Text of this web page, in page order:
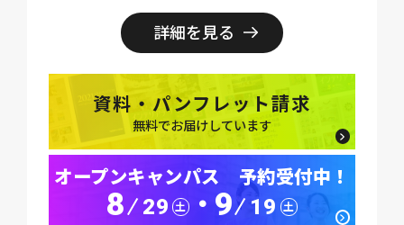
詳細を見る
資料・パンフレット請求
無料でお届けしています
オープンキャンパス 予約受付中！
8 29 土 ･ 9 19 土